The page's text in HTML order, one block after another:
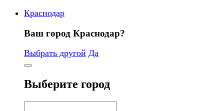
Краснодар
Ваш город Краснодар?
Выбрать другой Да
Выберите город